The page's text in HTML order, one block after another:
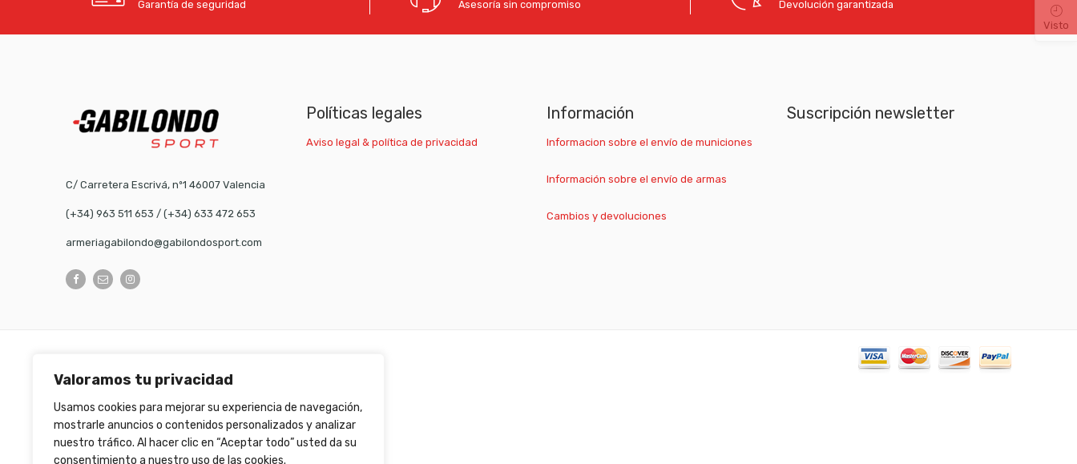
Valoramos tu privacidad
Usamos cookies para mejorar su experiencia de navegación,
mostrarle anuncios o contenidos personalizados y analizar
nuestro tráfico. Al hacer clic en “Aceptar todo” usted da su
consentimiento a nuestro uso de las cookies.
Garantía de seguridad Asesoría sin compromiso Devolución garantizada
C/ Carretera Escrivá, nº1 46007 Valencia
(+34) 963 511 653 / (+34) 633 472 653
armeriagabilondo@gabilondosport.com
Políticas legales
Aviso legal & política de privacidad
Información
Informacion sobre el envío de municiones
Información sobre el envío de armas
Cambios y devoluciones
Suscripción newsletter
Visto